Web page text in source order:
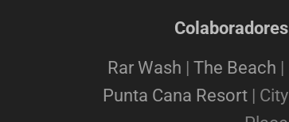
Colaboradores
Rar Wash
The Beach
Punta Cana Resort| City